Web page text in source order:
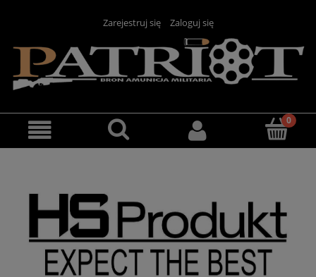
Zarejestruj się Zaloguj się